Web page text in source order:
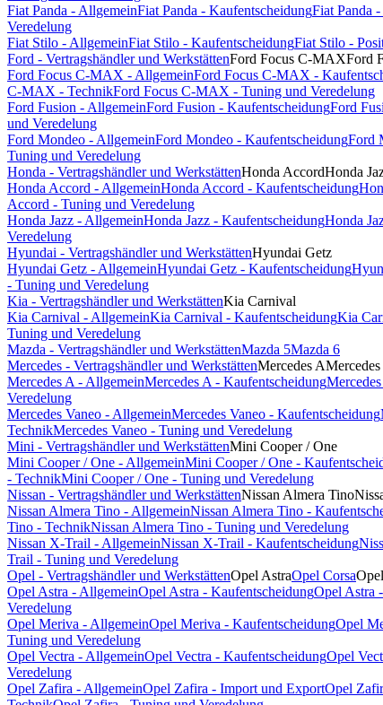
Fiat Panda - AllgemeinFiat Panda - KaufentscheidungFiat Panda
Veredelung
Fiat Stilo - AllgemeinFiat Stilo - KaufentscheidungFiat Stilo -
Ford - Vertragshändler und WerkstättenFord Focus C-MAXFord
Ford Focus C-MAX - AllgemeinFord Focus C-MAX -
C-MAX - TechnikFord Focus C-MAX - Tuning und Veredelung
Ford Fusion - AllgemeinFord Fusion - KaufentscheidungFord
und Veredelung
Ford Mondeo - AllgemeinFord Mondeo - KaufentscheidungFord
Tuning und Veredelung
Honda - Vertragshändler und WerkstättenHonda AccordHonda
Honda Accord - AllgemeinHonda Accord - Kaufentscheidung
Accord - Tuning und Veredelung
Honda Jazz - AllgemeinHonda Jazz - KaufentscheidungHonda
Veredelung
Hyundai - Vertragshändler und WerkstättenHyundai Getz
Hyundai Getz - AllgemeinHyundai Getz - Kaufentscheidung
- Tuning und Veredelung
Kia - Vertragshändler und WerkstättenKia Carnival
Kia Carnival - AllgemeinKia Carnival - KaufentscheidungKia
Tuning und Veredelung
Mazda - Vertragshändler und WerkstättenMazda 5Mazda 6
Mercedes - Vertragshändler und WerkstättenMercedes A
Mercedes A - AllgemeinMercedes A - Kaufentscheidung
Veredelung
Mercedes Vaneo - AllgemeinMercedes Vaneo - Kaufentscheidung
TechnikMercedes Vaneo - Tuning und Veredelung
Mini - Vertragshändler und WerkstättenMini Cooper / One
Mini Cooper / One - AllgemeinMini Cooper / One -
- TechnikMini Cooper / One - Tuning und Veredelung
Nissan - Vertragshändler und WerkstättenNissan Almera Tino
Nissan Almera Tino - AllgemeinNissan Almera Tino -
Tino - TechnikNissan Almera Tino - Tuning und Veredelung
Nissan X-Trail - AllgemeinNissan X-Trail - Kaufentscheidung
Trail - Tuning und Veredelung
Opel - Vertragshändler und WerkstättenOpel AstraOpel Corsa
Opel Astra - AllgemeinOpel Astra - KaufentscheidungOpel Astra
Veredelung
Opel Meriva - AllgemeinOpel Meriva - KaufentscheidungOpel
Tuning und Veredelung
Opel Vectra - AllgemeinOpel Vectra - KaufentscheidungOpel
Veredelung
Opel Zafira - AllgemeinOpel Zafira - Import und ExportOpel